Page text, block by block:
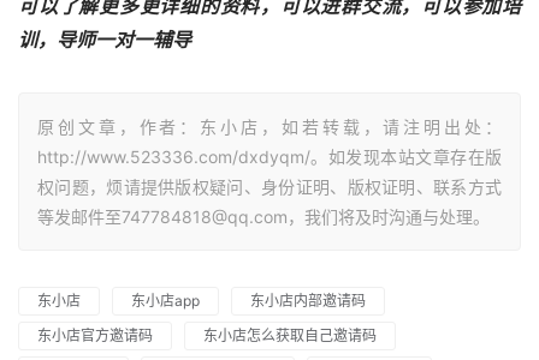
可以了解更多更详细的资料，可以进群交流，可以参加培
训，导师一对一辅导
原创文章，作者：东小店，如若转载，请注明出处：
http://www.523336.com/dxdyqm/。如发现本站文章存在版
权问题，烦请提供版权疑问、身份证明、版权证明、联系方式
等发邮件至747784818@qq.com，我们将及时沟通与处理。
东小店 东小店app
东小店内部邀请码
东小店官方邀请码
东小店怎么获取自己邀请码